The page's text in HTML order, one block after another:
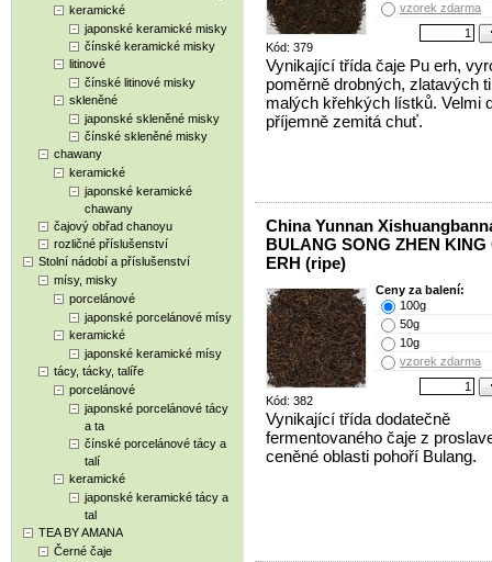
keramické
japonské keramické misky
čínské keramické misky
litinové
čínské litinové misky
skleněné
japonské skleněné misky
čínské skleněné misky
chawany
keramické
japonské keramické
chawany
čajový obřad chanoyu
rozličné příslušenství
Stolní nádobí a příslušenství
mísy, misky
porcelánové
japonské porcelánové mísy
keramické
japonské keramické mísy
tácy, tácky, talíře
porcelánové
japonské porcelánové tácy
a ta
čínské porcelánové tácy a
talí
keramické
japonské keramické tácy a
tal
TEA BY AMANA
Černé čaje
Kód: 379
vzorek zdarma
Vynikající třída čaje Pu erh,
poměrně drobných, zlatavých
malých křehkých lístků. Velmi
příjemně zemitá chuť.
China Yunnan
BULANG SONG ZHEN KING
ERH (ripe)
Kód: 382
Ceny za balení:
100g
50g
10g
vzorek zdarma
Vynikající třída dodatečně
fermentovaného čaje z
ceněné oblasti pohoří Bulang.